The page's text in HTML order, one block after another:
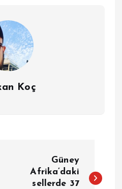
Koç
Güney
Afrika’daki
sellerde 37